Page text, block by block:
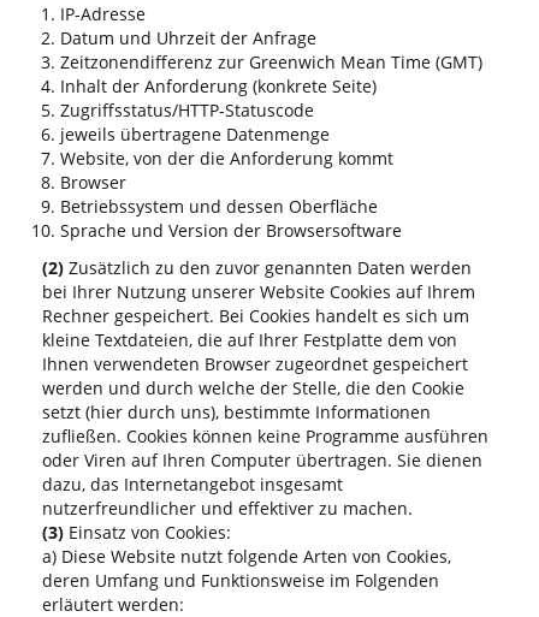
IP-Adresse
Datum und Uhrzeit der Anfrage
Zeitzonendifferenz zur Greenwich Mean Time (GMT)
Inhalt der Anforderung (konkrete Seite)
Zugriffsstatus/HTTP-Statuscode
jeweils übertragene Datenmenge
Website, von der die Anforderung kommt
Browser
Betriebssystem und dessen Oberfläche
Sprache und Version der Browsersoftware
(2) Zusätzlich zu den zuvor genannten Daten werden
bei Ihrer Nutzung unserer Website Cookies auf Ihrem
Rechner gespeichert. Bei Cookies handelt es sich um
kleine Textdateien, die auf Ihrer Festplatte dem von
Ihnen verwendeten Browser zugeordnet gespeichert
werden und durch welche der Stelle, die den Cookie
setzt (hier durch uns), bestimmte Informationen
zufließen. Cookies können keine Programme ausführen
oder Viren auf Ihren Computer übertragen. Sie dienen
dazu, das Internetangebot insgesamt
nutzerfreundlicher und effektiver zu machen.
(3) Einsatz von Cookies:
a) Diese Website nutzt folgende Arten von Cookies,
deren Umfang und Funktionsweise im Folgenden
erläutert werden: